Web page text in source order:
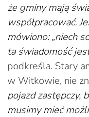
że gminy mają
współpracować.
mówiono: „niech
ta świadomość
podkreśla. Stary
w Witkowie, nie
pojazd zastępczy,
musimy mieć